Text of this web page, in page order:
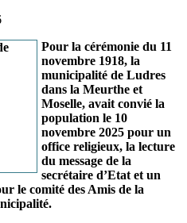
Pour la cérémonie du 11
novembre 1918, la
municipalité de Ludres
dans la Meurthe et
Moselle, avait convié la
population le 10
novembre 2025 pour un
office religieux, la lecture
du message de la
secrétaire d’Etat et un
le comité des Amis de la